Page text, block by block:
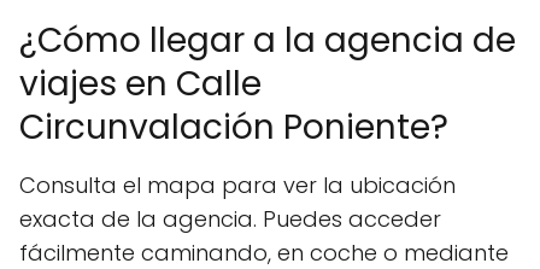
¿Cómo llegar a la agencia de
viajes en Calle
Circunvalación Poniente?
Consulta el mapa para ver la ubicación
exacta de la agencia. Puedes acceder
fácilmente caminando, en coche o mediante